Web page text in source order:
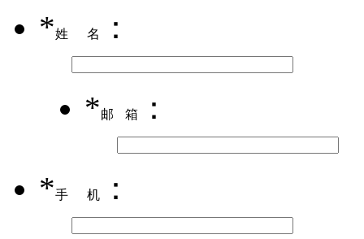
*姓名 ：
*邮箱 ：
*手机 ：